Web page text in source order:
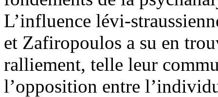
L’influence lévi-
et Zafiropoulos a su en
ralliement, telle leur
l’opposition entre